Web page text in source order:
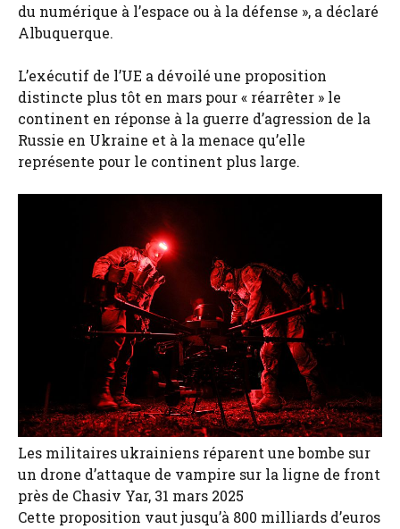
du numérique à l’espace ou à la défense », a déclaré
Albuquerque.
L’exécutif de l’UE a dévoilé une proposition
distincte plus tôt en mars pour « réarrêter » le
continent en réponse à la guerre d’agression de la
Russie en Ukraine et à la menace qu’elle
représente pour le continent plus large.
Les militaires ukrainiens réparent une bombe sur
un drone d’attaque de vampire sur la ligne de front
près de Chasiv Yar, 31 mars 2025
Cette proposition vaut jusqu’à 800 milliards d’euros